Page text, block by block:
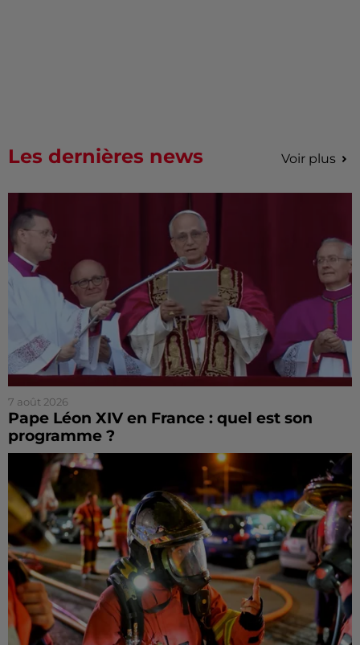
Les dernières news Voir plus
7 août 2026
Pape Léon XIV en France : quel est son
programme ?